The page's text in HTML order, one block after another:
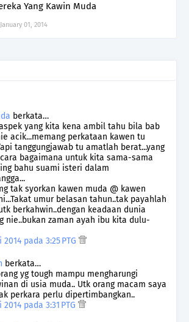
Yang Kawin Muda
January 01, 2014
berkata…
yang kita kena ambil tahu bila bab
acik...memang perkataan kawen tu
tanggungjawab tu amatlah berat...yang
bagaimana untuk kita sama-sama
bahu suami isteri dalam
tak syorkan kawen muda @ kawen
umur belasan tahun..tak payahlah
berkahwin..dengan keadaan dunia
nie..bukan zaman ayah ibu kita dulu-
2014 pada 3:25 PTG
berkata…
yg tough mampu mengharungi
di usia muda.. Utk orang macam saya
perkara perlu dipertimbangkan..
2014 pada 3:31 PTG